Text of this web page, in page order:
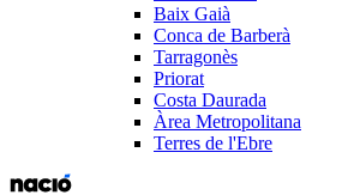
Baix Gaià
Conca de Barberà
Tarragonès
Priorat
Costa Daurada
Àrea Metropolitana
Terres de l'Ebre